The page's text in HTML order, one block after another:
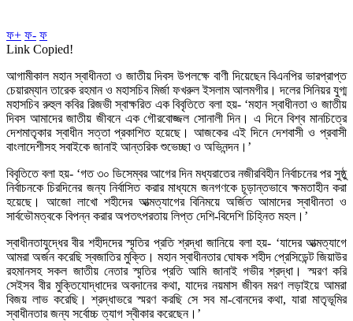
ফ+ ফ- ফ
Link Copied!
আগামীকাল মহান স্বাধীনতা ও জাতীয় দিবস উপলক্ষে বাণী দিয়েছেন বিএনপির ভারপ্রাপ্ত
চেয়ারম্যান তারেক রহমান ও মহাসচিব মির্জা ফখরুল ইসলাম আলমগীর। দলের সিনিয়র যুগ্ম
মহাসচিব রুহুল কবির রিজভী স্বাক্ষরিত এক বিবৃতিতে বলা হয়- ‘মহান স্বাধীনতা ও জাতীয়
দিবস আমাদের জাতীয় জীবনে এক গৌরবোজ্জল সোনালী দিন। এ দিনে বিশ্ব মানচিত্রে
দেশমাতৃকার স্বাধীন সত্তা প্রকাশিত হয়েছে। আজকের এই দিনে দেশবাসী ও প্রবাসী
বাংলাদেশীসহ সবাইকে জানাই আন্তরিক শুভেচ্ছা ও অভিনন্দন।’
বিবৃতিতে বলা হয়- ‘গত ৩০ ডিসেম্বর আগের দিন মধ্যরাতের নজীরবিহীন নির্বাচনের পর সুষ্ঠু
নির্বাচনকে চিরদিনের জন্য নির্বাসিত করার মাধ্যমে জনগণকে চূড়ান্তভাবে ক্ষমতাহীন করা
হয়েছে। আজো লাখো শহীদের আত্মত্যাগের বিনিময়ে অর্জিত আমাদের স্বাধীনতা ও
সার্বভৌমত্বকে বিপন্ন করার অপতৎপরতায় লিপ্ত দেশি-বিদেশি চিহ্নিত মহল।’
স্বাধীনতাযুদ্ধের বীর শহীদদের স্মৃতির প্রতি শ্রদ্ধা জানিয়ে বলা হয়- ‘যাদের আত্মত্যাগে
আমরা অর্জন করেছি স্বজাতির মুক্তি। মহান স্বাধীনতার ঘোষক শহীদ প্রেসিডেন্ট জিয়াউর
রহমানসহ সকল জাতীয় নেতার স্মৃতির প্রতি আমি জানাই গভীর শ্রদ্ধা। স্মরণ করি
সেইসব বীর মুক্তিযোদ্ধাদের অবদানের কথা, যাদের নয়মাস জীবন মরণ লড়াইয়ে আমরা
বিজয় লাভ করেছি। শ্রদ্ধাভরে স্মরণ করছি সে সব মা-বোনদের কথা, যারা মাতৃভূমির
স্বাধীনতার জন্য সর্বোচ্চ ত্যাগ স্বীকার করেছেন।’